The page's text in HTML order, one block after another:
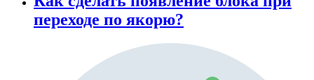
переходе по якорю?